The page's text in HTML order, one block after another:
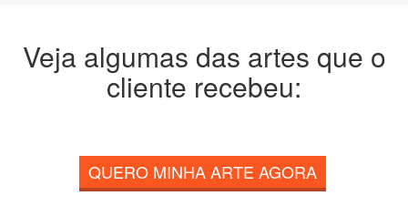
Veja algumas das artes que o
cliente recebeu:
QUERO MINHA ARTE AGORA